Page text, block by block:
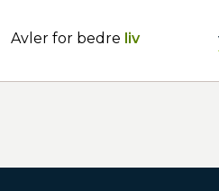
Avler for bedre liv